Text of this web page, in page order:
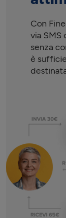
Con
via SMS
senza
è